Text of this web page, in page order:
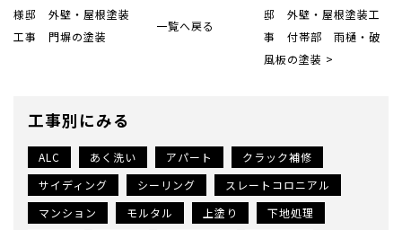
様邸 外壁・屋根塗装
工事 門塀の塗装
邸 外壁・屋根塗装工
事 付帯部 雨樋・破
風板の塗装 >
一覧へ戻る
工事別にみる
ALC あく洗い アパート
クラック補修
サイディング
シーリング
スレートコロニアル
マンション
モルタル 上塗り
下地処理